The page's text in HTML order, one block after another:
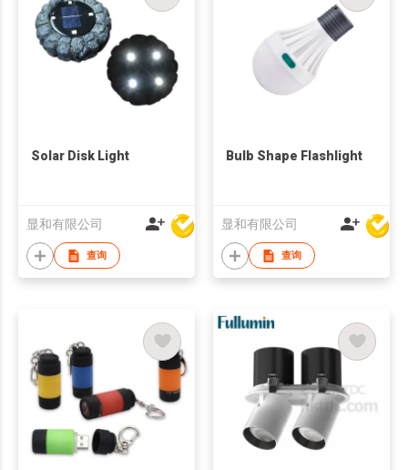
Solar Disk Light
显和有限公司
查询
Bulb Shape Flashlight
显和有限公司
查询